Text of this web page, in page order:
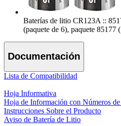
Baterías de litio CR123A ::
(paquete de 6), paquete 85177
Documentación
Lista de Compatibilidad
Hoja Informativa
Hoja de Información con Números de
Instrucciones Sobre el Producto
Aviso de Batería de Litio